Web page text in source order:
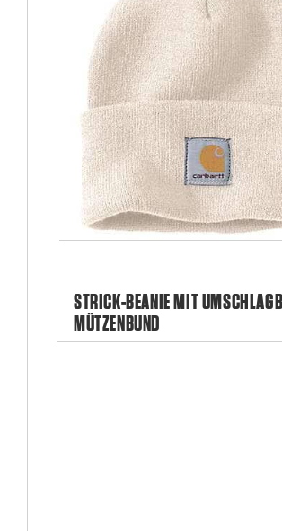
STRICK-BEANIE MIT
MÜTZENBUND